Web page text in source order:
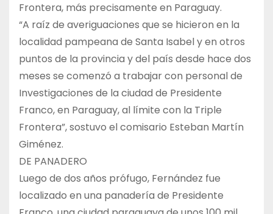
Frontera, más precisamente en Paraguay.
“A raíz de averiguaciones que se hicieron en la
localidad pampeana de Santa Isabel y en otros
puntos de la provincia y del país desde hace dos
meses se comenzó a trabajar con personal de
Investigaciones de la ciudad de Presidente
Franco, en Paraguay, al límite con la Triple
Frontera”, sostuvo el comisario Esteban Martín
Giménez.
DE PANADERO
Luego de dos años prófugo, Fernández fue
localizado en una panadería de Presidente